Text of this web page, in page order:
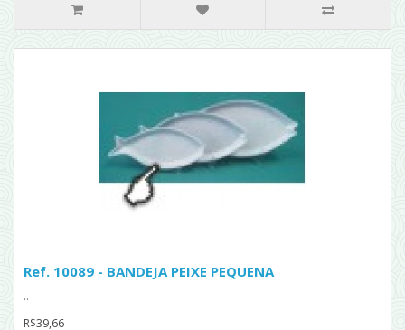
Ref. 10089 - BANDEJA PEIXE PEQUENA
..
R$39,66